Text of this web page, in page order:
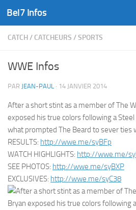
Skip to content
Bel7 Infos
CATCH/ CATCHEURS /SPORTS
WWE Infos
PAR JEAN-PAUL · 14 JANVIER 2014
After a short stint as a member of The
exposed his true colors following a Steel
what prompted The Beard to sever ties
RESULTS: http://wwe.me/syBFp
WATCH HIGHLIGHTS: http://wwe.me/
SEE PHOTOS: http://wwe.me/syBXP
EXCLUSIVES: http://wwe.me/syC38